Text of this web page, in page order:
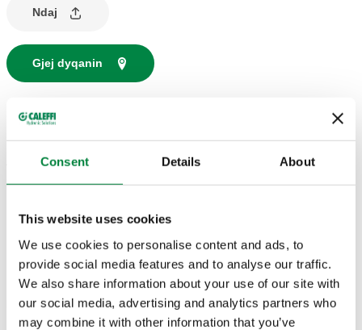
Consent Details About
This website uses cookies
We use cookies to personalise content and ads, to
provide social media features and to analyse our traffic.
We also share information about your use of our site with
our social media, advertising and analytics partners who
may combine it with other information that you’ve
Ndaj
Gjej dyqanin
PËRSHKRIMI I PRODUKTIT
Aksesorë për sisteme elektronike të rregullimit termik, të
serisë 215.
SKICAT DHE SPECIFIKIMET
Numri i pjesës Actions